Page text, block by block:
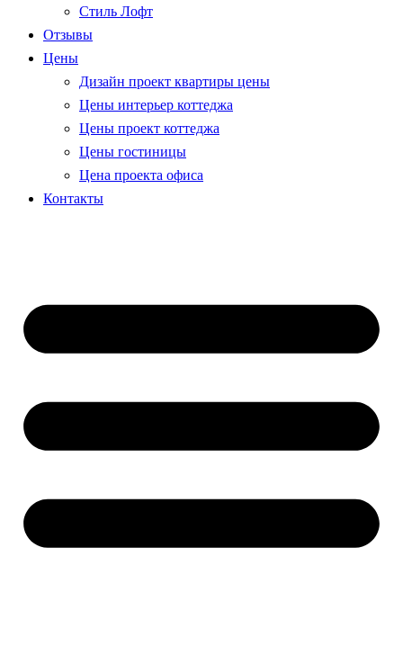
Стиль Лофт
Отзывы
Цены
Дизайн проект квартиры цены
Цены интерьер коттеджа
Цены проект коттеджа
Цены гостиницы
Цена проекта офиса
Контакты